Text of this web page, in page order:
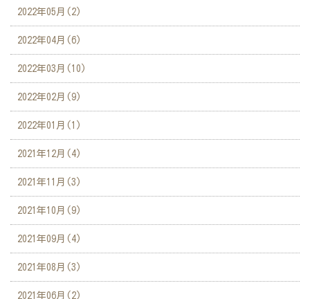
2022年05月(2)
2022年04月(6)
2022年03月(10)
2022年02月(9)
2022年01月(1)
2021年12月(4)
2021年11月(3)
2021年10月(9)
2021年09月(4)
2021年08月(3)
2021年06月(2)